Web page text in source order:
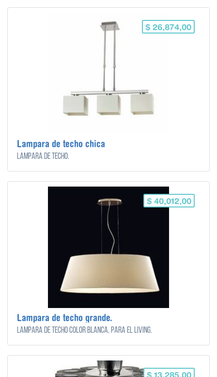
$ 26,874,00
Lampara de techo chica
Lampara de techo.
$ 40,012,00
Lampara de techo grande.
Lampara de techo color blanca, para el living.
$ 13,285,00